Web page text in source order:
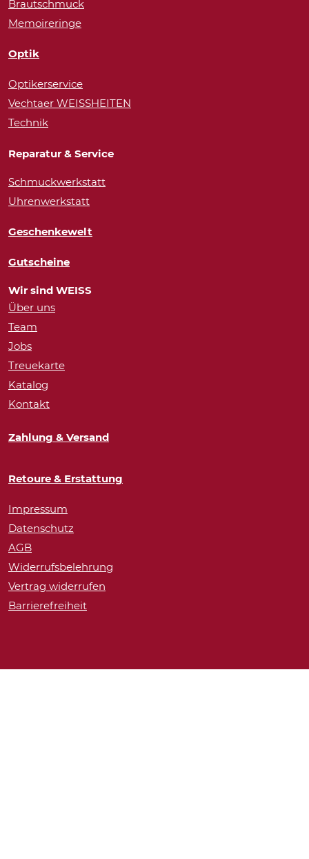
Brautschmuck
Memoireringe
Optik
Optikerservice
Vechtaer WEISSHEITEN
Technik
Reparatur & Service
Schmuckwerkstatt
Uhrenwerkstatt
Geschenkewelt
Gutscheine
Wir sind WEISS
Über uns
Team
Jobs
Treuekarte
Katalog
Kontakt
Zahlung & Versand
Retoure & Erstattung
Impressum
Datenschutz
AGB
Widerrufsbelehrung
Vertrag widerrufen
Barrierefreiheit